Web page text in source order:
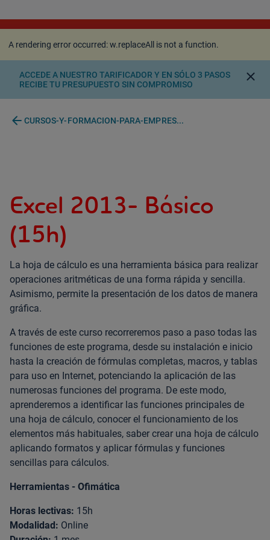
A rendering error occurred:w.replaceAll is not a
function.
A rendering error occurred:w.replaceAll is not a function.
ACCEDE A NUESTRO TARIFICADOR Y EN SÓLO 3 PASOS
RECIBE TU PRESUPUESTO SIN COMPROMISO
close
arrow_back CURSOS-Y-FORMACION-PARA-EMPRES...
Excel 2013- Básico
(15h)
La hoja de cálculo es una herramienta básica para realizar
operaciones aritméticas de una forma rápida y sencilla.
Asimismo, permite la presentación de los datos de manera
gráfica.
A través de este curso recorreremos paso a paso todas las
funciones de este programa, desde su instalación e inicio
hasta la creación de fórmulas completas, macros, y tablas
para uso en Internet, potenciando la aplicación de las
numerosas funciones del programa. De este modo,
aprenderemos a identificar las funciones principales de
una hoja de cálculo, conocer el funcionamiento de los
elementos más habituales, saber crear una hoja de cálculo
aplicando formatos y aplicar fórmulas y funciones
sencillas para cálculos.
Herramientas - Ofimática
Horas lectivas: 15h
Modalidad: Online